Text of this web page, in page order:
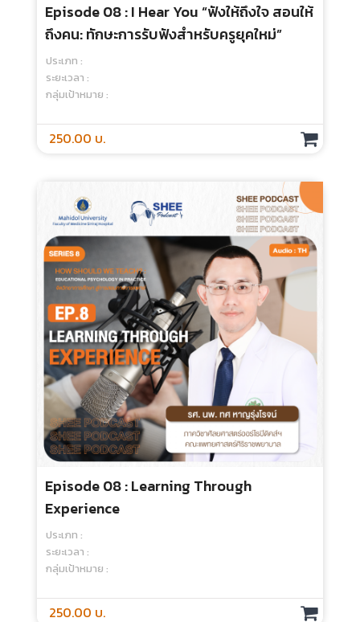
Episode 06 : The Magic Of Thinking Big
“คิดใหญ่…ไม่คิดเล็ก”
ประเภท :
ระยะเวลา :
กลุ่มเป้าหมาย :
250.00 บ.
Episode 07 : Psychological Techniques
To Persuade Learners
ประเภท :
ระยะเวลา :
กลุ่มเป้าหมาย :
250.00 บ.
Episode 07 : Think Again “คิดใหม่ เปลี่ยน
วิธีคิด พิชิตความสำเร็จ”
ประเภท :
ระยะเวลา :
250.00 บ.